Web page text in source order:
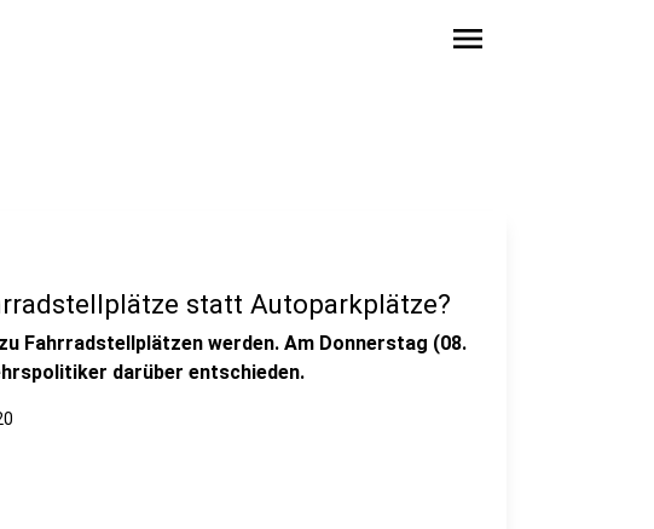
menu
statt Autoparkplätze?
Fahrradstellplätzen werden. Am Donnerstag (08.
darüber entschieden.